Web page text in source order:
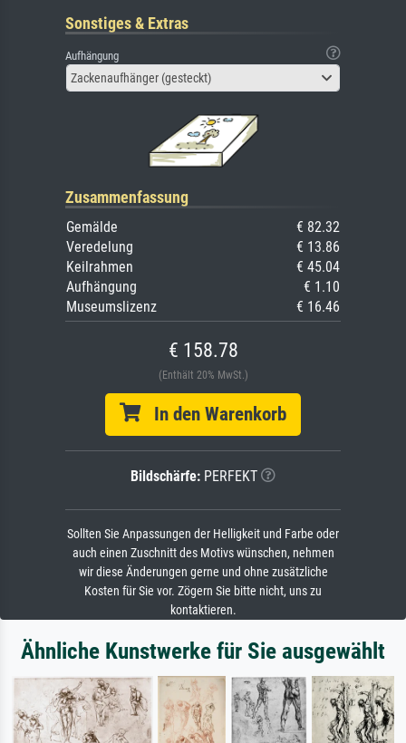
Sonstiges & Extras
Aufhängung
Zackenaufhänger (gesteckt)
Zusammenfassung
Gemälde
€ 82.32
Veredelung
€ 13.86
Keilrahmen
€ 45.04
Aufhängung
€ 1.10
Museumslizenz
€ 16.46
€ 158.78
(Enthält 20% MwSt.)
In den Warenkorb
Bildschärfe: PERFEKT
Sollten Sie Anpassungen der Helligkeit und Farbe oder
auch einen Zuschnitt des Motivs wünschen, nehmen
wir diese Änderungen gerne und ohne zusätzliche
Kosten für Sie vor. Zögern Sie bitte nicht, uns zu
kontaktieren.
Ähnliche Kunstwerke für Sie ausgewählt